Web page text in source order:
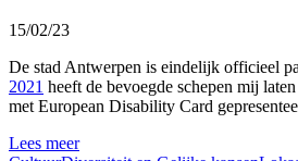
15/02/23
De stad Antwerpen is eindelijk officieel
2021 heeft de bevoegde schepen mij
met European Disability Card
Lees meer